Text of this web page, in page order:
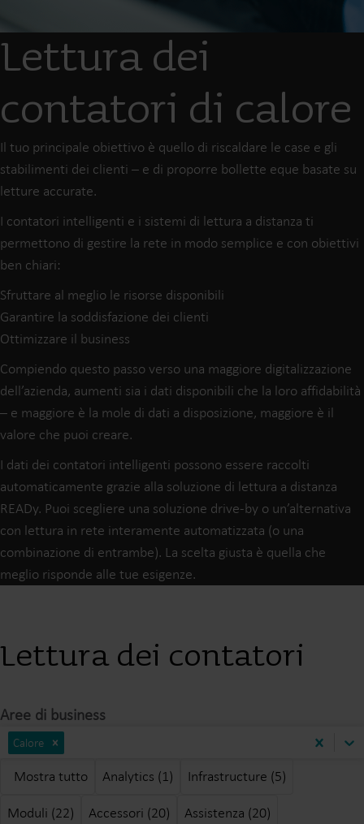
Lettura dei
contatori di calore
Il tuo principale obiettivo è quello di riscaldare le case e gli
stabilimenti dei clienti – e di proporre bollette eque basate su
letture accurate.
I contatori intelligenti e i sistemi di lettura a distanza ti
permettono di gestire la rete in modo semplice e con obiettivi
ben chiari:
Sfruttare al meglio le risorse disponibili
Garantire la soddisfazione dei clienti
Ottimizzare il business
Compiendo questo passo verso una maggiore digitalizzazione
dell’azienda, aumenti sia i dati disponibili che la loro affidabilità
– e maggiore è la mole di dati a disposizione, maggiore è il
valore che puoi creare.
I dati dei contatori intelligenti possono essere raccolti
automaticamente grazie alla soluzione di lettura a distanza
READy. Puoi scegliere una soluzione drive-by o un’alternativa
con lettura in rete interamente automatizzata (o una
combinazione di entrambe). La scelta giusta è quella che
meglio risponde alle tue esigenze.
Lettura dei contatori
Aree di business
Calore
Mostra tutto Analytics (1) Infrastructure (5)
Moduli (22) Accessori (20) Assistenza (20)